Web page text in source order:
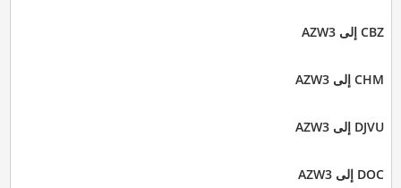
CBZ إلى AZW3
CHM إلى AZW3
DJVU إلى AZW3
DOC إلى AZW3